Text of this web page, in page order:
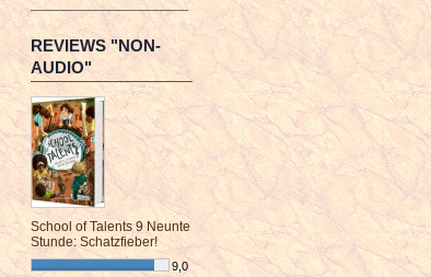
¯¯¯¯¯¯¯¯¯¯¯¯¯¯¯¯¯¯¯¯¯¯¯¯
REVIEWS "NON-
AUDIO"
School of Talents 9 Neunte
Stunde: Schatzfieber!
9,0